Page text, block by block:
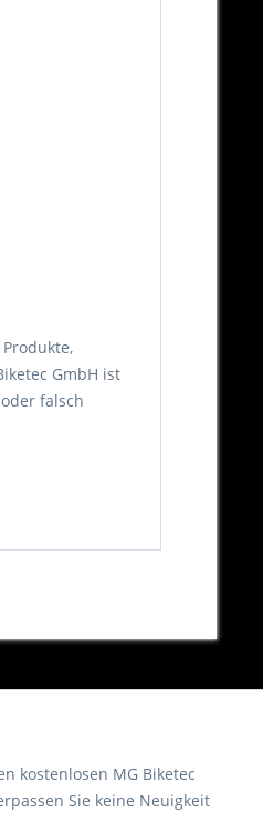
GmbH ist
falsch
kostenlosen MG Biketec
Sie keine Neuigkeit